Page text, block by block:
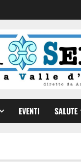
EVENTI SALUTE